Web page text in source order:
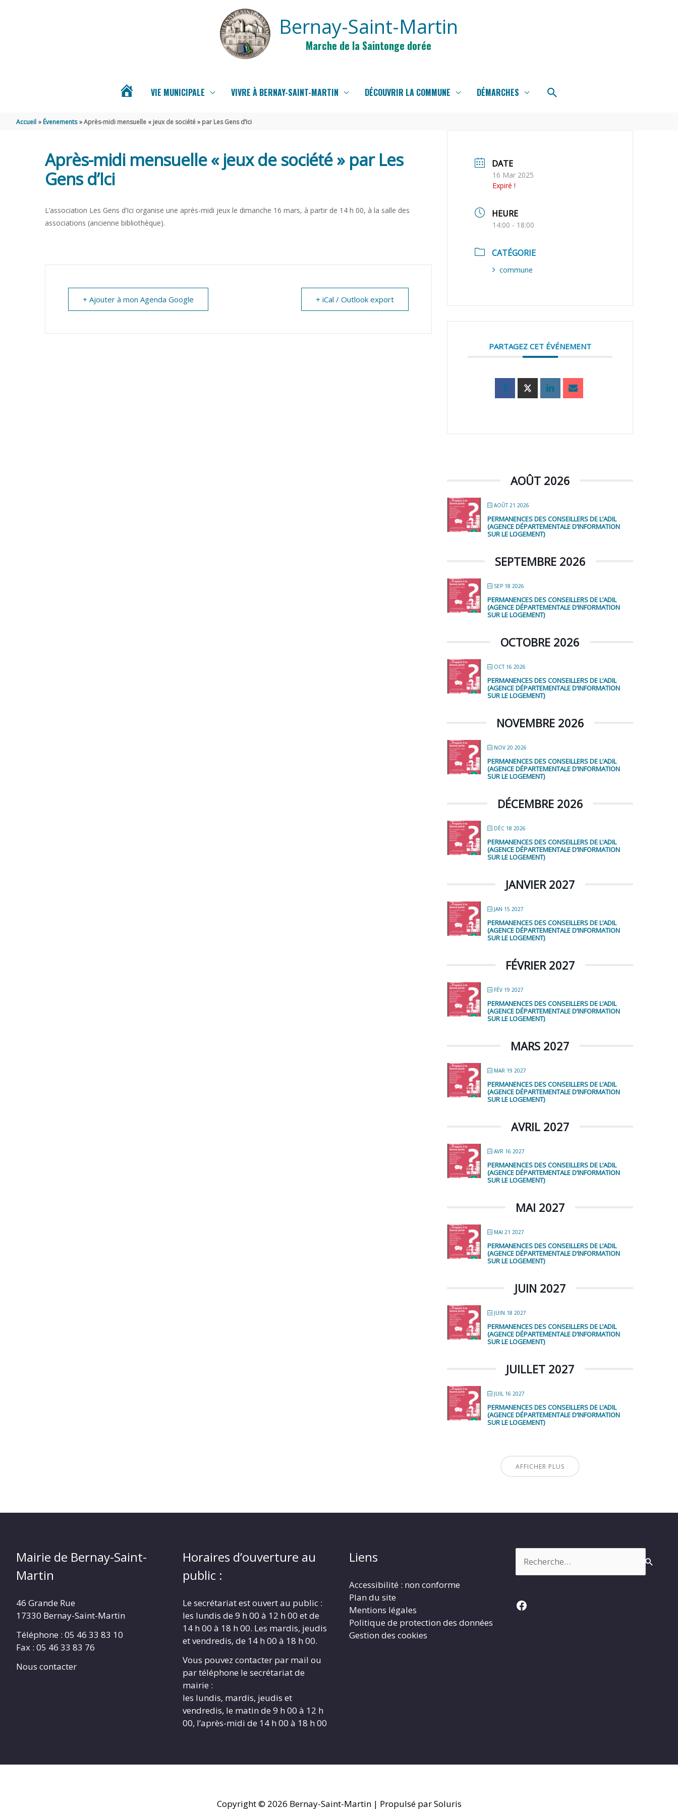
Bernay-Saint-Martin
Marche de la Saintonge dorée
SAINT-
VIE MUNICIPALE VIVRE À BERNAY-SAINT-MARTIN DÉCOUVRIR LA COMMUNE DÉMARCHES Rechercher
Accueil Évenements Après-midi mensuelle « jeux de société » par Les Gens d’Ici
Après-midi mensuelle « jeux de société » par Les
Gens d’Ici
L’association Les Gens d’Ici organise une après-midi jeux le dimanche 16 mars, à partir de 14 h 00, à la salle des
associations (ancienne bibliothèque).
+ Ajouter à mon Agenda Google + iCal / Outlook export
DATE
16 Mar 2025
Expiré !
HEURE
14:00 - 18:00
CATÉGORIE
commune
PARTAGEZ CET ÉVÉNEMENT
AOÛT 2026
AOÛT 21 2026
PERMANENCES DES CONSEILLERS DE L’ADIL
(AGENCE DÉPARTEMENTALE D’INFORMATION
SUR LE LOGEMENT)
SEPTEMBRE 2026
SEP 18 2026
PERMANENCES DES CONSEILLERS DE L’ADIL
(AGENCE DÉPARTEMENTALE D’INFORMATION
SUR LE LOGEMENT)
OCTOBRE 2026
OCT 16 2026
PERMANENCES DES CONSEILLERS DE L’ADIL
(AGENCE DÉPARTEMENTALE D’INFORMATION
SUR LE LOGEMENT)
NOVEMBRE 2026
NOV 20 2026
PERMANENCES DES CONSEILLERS DE L’ADIL
(AGENCE DÉPARTEMENTALE D’INFORMATION
SUR LE LOGEMENT)
DÉCEMBRE 2026
DÉC 18 2026
PERMANENCES DES CONSEILLERS DE L’ADIL
(AGENCE DÉPARTEMENTALE D’INFORMATION
SUR LE LOGEMENT)
JANVIER 2027
JAN 15 2027
PERMANENCES DES CONSEILLERS DE L’ADIL
(AGENCE DÉPARTEMENTALE D’INFORMATION
SUR LE LOGEMENT)
FÉVRIER 2027
FÉV 19 2027
PERMANENCES DES CONSEILLERS DE L’ADIL
(AGENCE DÉPARTEMENTALE D’INFORMATION
SUR LE LOGEMENT)
MARS 2027
MAR 19 2027
PERMANENCES DES CONSEILLERS DE L’ADIL
(AGENCE DÉPARTEMENTALE D’INFORMATION
SUR LE LOGEMENT)
AVRIL 2027
AVR 16 2027
PERMANENCES DES CONSEILLERS DE L’ADIL
(AGENCE DÉPARTEMENTALE D’INFORMATION
SUR LE LOGEMENT)
MAI 2027
MAI 21 2027
PERMANENCES DES CONSEILLERS DE L’ADIL
(AGENCE DÉPARTEMENTALE D’INFORMATION
SUR LE LOGEMENT)
JUIN 2027
JUIN 18 2027
PERMANENCES DES CONSEILLERS DE L’ADIL
(AGENCE DÉPARTEMENTALE D’INFORMATION
SUR LE LOGEMENT)
JUILLET 2027
JUIL 16 2027
PERMANENCES DES CONSEILLERS DE L’ADIL
(AGENCE DÉPARTEMENTALE D’INFORMATION
SUR LE LOGEMENT)
AFFICHER PLUS
Mairie de Bernay-Saint-
Martin
46 Grande Rue
17330 Bernay-Saint-Martin
Téléphone : 05 46 33 83 10
Fax : 05 46 33 83 76
Nous contacter
Horaires d’ouverture au
public :
Le secrétariat est ouvert au public :
les lundis de 9 h 00 à 12 h 00 et de
14 h 00 à 18 h 00. Les mardis, jeudis
et vendredis, de 14 h 00 à 18 h 00.
Vous pouvez contacter par mail ou
par téléphone le secrétariat de
mairie :
les lundis, mardis, jeudis et
vendredis, le matin de 9 h 00 à 12 h
00, l’après-midi de 14 h 00 à 18 h 00
Liens
Accessibilité : non conforme
Plan du site
Mentions légales
Politique de protection des données
Gestion des cookies
Facebook
Copyright © 2026 Bernay-Saint-Martin| Propulsé par Soluris